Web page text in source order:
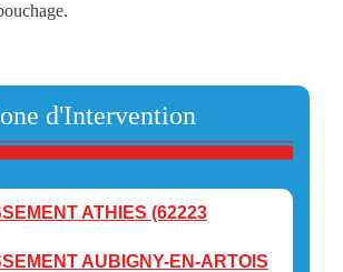
d'Intervention
ATHIES (62223
AUBIGNY-EN-ARTOIS